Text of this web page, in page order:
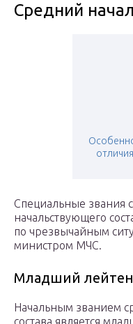
Средний
Специальные звания
начальствующего
по чрезвычайным
министром МЧС.
Младший
Начальным званием
состава является